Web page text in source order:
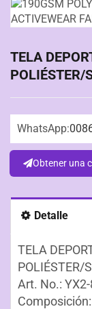
TELA
POLIÉSTER/
WhatsApp:
Obtener una
Detalle
TELA
POLIÉSTER/
Art. No.: